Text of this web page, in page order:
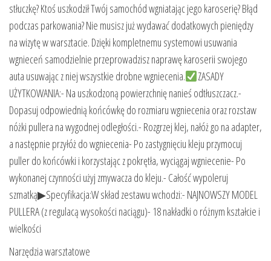
stłuczkę? Ktoś uszkodził Twój samochód wgniatając jego karoserię? Błąd
podczas parkowania? Nie musisz już wydawać dodatkowych pieniędzy
na wizytę w warsztacie. Dzięki kompletnemu systemowi usuwania
wgnieceń samodzielnie przeprowadzisz naprawę karoserii swojego
auta usuwając z niej wszystkie drobne wgniecenia.
ZASADY
UŻYTKOWANIA:- Na uszkodzoną powierzchnię nanieś odtłuszczacz.-
Dopasuj odpowiednią końcówkę do rozmiaru wgniecenia oraz rozstaw
nóżki pullera na wygodnej odległości.- Rozgrzej klej, nałóż go na adapter,
a następnie przyłóż do wgniecenia- Po zastygnięciu kleju przymocuj
puller do końcówki i korzystając z pokrętła, wyciągaj wgniecenie- Po
wykonanej czynności użyj zmywacza do kleju.- Całość wypoleruj
szmatką▶Specyfikacja:W skład zestawu wchodzi:- NAJNOWSZY MODEL
PULLERA (z regulacą wysokości naciągu)- 18 nakładki o różnym kształcie i
wielkości
Narzędzia warsztatowe